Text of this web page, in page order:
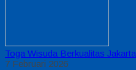
Toga Wisuda Berkualitas Jakarta
7 Februari 2026